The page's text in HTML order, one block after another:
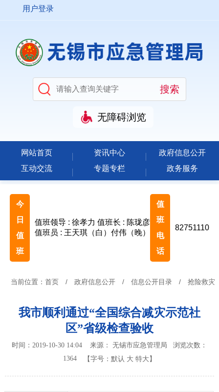
用户登录
无障碍浏览
网站首页 资讯中心
政府信息公开
互动交流
专题专栏 政务服务
今
日
值
班
值班领导 : 徐孝力 值班长 : 陈珑彦
值班员 : 王天琪（白）付伟（晚）
值
班
电
话
82751110
当前位置： 首页 / 政府信息公开 / 信息公开目录 / 抢险救灾
我市顺利通过“全国综合减灾示范社
区”省级检查验收
时间：2019-10-30 14:04 来源： 无锡市应急管理局 浏览次数：
1364
【字号： 默认 大 特大 】